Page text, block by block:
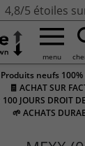
4,8/5 étoiles
menu
Produits neufs
🧾 ACHAT SUR
100 JOURS DROIT
🌱 ACHATS